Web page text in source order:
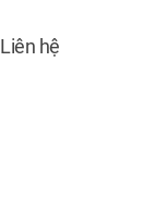
Liên hệ